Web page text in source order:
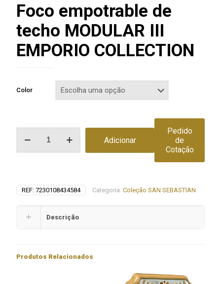
Foco empotrable de
techo MODULAR III
EMPORIO COLLECTION
Color
MODULAR
III
EMPORIO
COLLECTION
Adicionar
Pedido
de
Cotação
REF: 7230108434584 Categoria: Coleção SAN SEBASTIAN
Descrição
Produtos Relacionados